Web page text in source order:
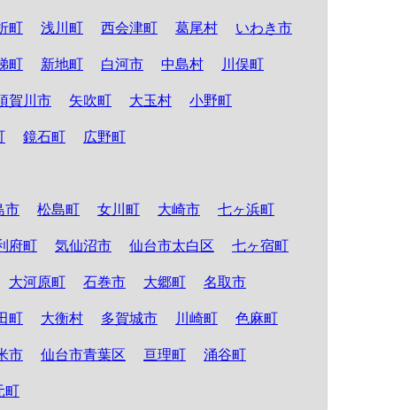
町 浅川町 西会津町 葛尾村 いわき市
町 新地町 白河市 中島村 川俣町
賀川市 矢吹町 大玉村 小野町
鏡石町 広野町
市 松島町 女川町 大崎市 七ヶ浜町
府町 気仙沼市 仙台市太白区 七ヶ宿町
大河原町 石巻市 大郷町 名取市
町 大衡村 多賀城市 川崎町 色麻町
市 仙台市青葉区 亘理町 涌谷町
町